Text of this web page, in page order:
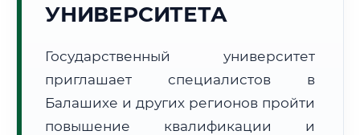
Субъект:
Московская область
Тел. код:
+7 (495/498)
Почтовые индексы:
143900–143999
УНИВЕРСИТЕТА
Государственный университет
приглашает специалистов в
Балашихе и других регионов пройти
повышение квалификации и